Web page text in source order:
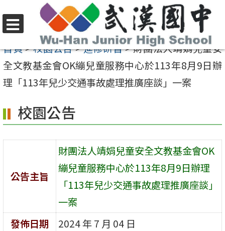
至
要
內
區
選
單
首頁>校園公告>進修研習>財團法人靖娟兒童安
全文教基金會OK繃兒童服務中心於113年8月9日辦
理「113年兒少交通事故處理推廣座談」一案
校園公告
公告主旨
財團法人靖娟兒童安全文教基金會OK
繃兒童服務中心於113年8月9日辦理
「113年兒少交通事故處理推廣座談」
一案
發佈日期
2024 年 7 月 04 日